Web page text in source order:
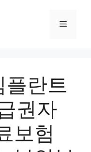
메
란트
권자
보험